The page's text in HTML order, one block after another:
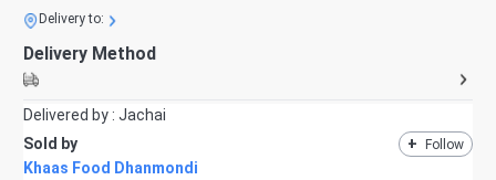
Delivery to:
Delivery Method
Delivered by : Jachai
Sold by
+ Follow
Khaas Food Dhanmondi